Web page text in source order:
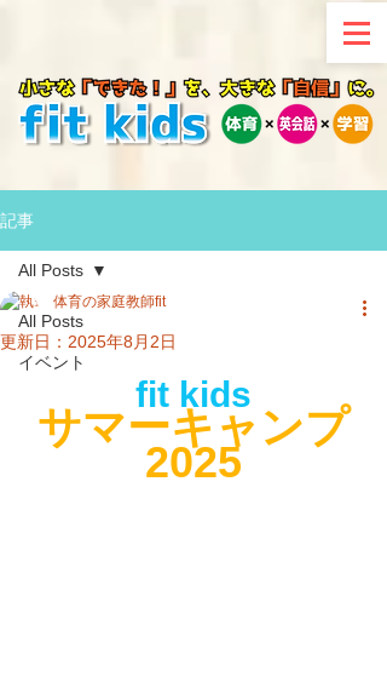
記事
All Posts
イベント
All Posts
体育の家庭教師fit
更新日： 2025年8月2日
fit kids
サマーキャンプ
2025